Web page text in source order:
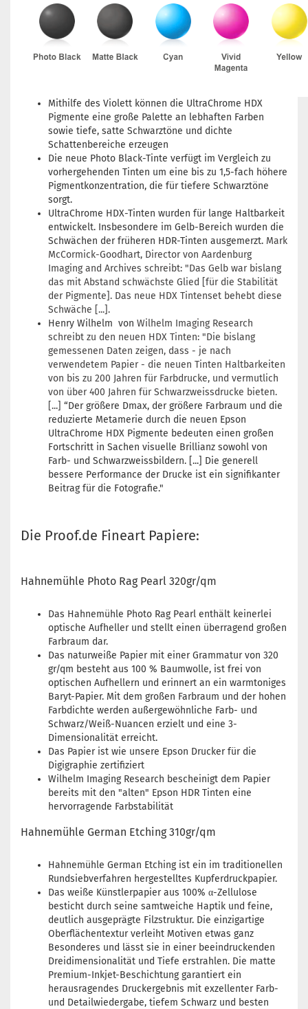
Mithilfe des Violett können die UltraChrome HDX
Pigmente eine große Palette an lebhaften Farben
sowie tiefe, satte Schwarztöne und dichte
Schattenbereiche erzeugen
Die neue Photo Black-Tinte verfügt im Vergleich zu
vorhergehenden Tinten um eine bis zu 1,5-fach höhere
Pigmentkonzentration, die für tiefere Schwarztöne
sorgt.
UltraChrome HDX-Tinten wurden für lange Haltbarkeit
entwickelt. Insbesondere im Gelb-Bereich wurden die
Schwächen der früheren HDR-Tinten ausgemerzt. Mark
McCormick-Goodhart, Director von Aardenburg
Imaging and Archives schreibt: "Das Gelb war bislang
das mit Abstand schwächste Glied [für die Stabilität
der Pigmente]. Das neue HDX Tintenset behebt diese
Schwäche [...].
Henry Wilhelm von Wilhelm Imaging Research
schreibt zu den neuen HDX Tinten: "Die bislang
gemessenen Daten zeigen, dass - je nach
verwendetem Papier - die neuen Tinten Haltbarkeiten
von bis zu 200 Jahren für Farbdrucke, und vermutlich
von über 400 Jahren für Schwarzweissdrucke bieten.
[...] “Der größere Dmax, der größere Farbraum und die
reduzierte Metamerie durch die neuen Epson
UltraChrome HDX Pigmente bedeuten einen großen
Fortschritt in Sachen visuelle Brillianz sowohl von
Farb- und Schwarzweissbildern. [...] Die generell
bessere Performance der Drucke ist ein signifikanter
Beitrag für die Fotografie."
Die Proof.de Fineart Papiere:
Hahnemühle Photo Rag Pearl 320gr/qm
Das Hahnemühle Photo Rag Pearl enthält keinerlei
optische Aufheller und stellt einen überragend großen
Farbraum dar.
Das naturweiße Papier mit einer Grammatur von 320
gr/qm besteht aus 100 % Baumwolle, ist frei von
optischen Aufhellern und erinnert an ein warmtoniges
Baryt-Papier. Mit dem großen Farbraum und der hohen
Farbdichte werden außergewöhnliche Farb- und
Schwarz/Weiß-Nuancen erzielt und eine 3-
Dimensionalität erreicht.
Das Papier ist wie unsere Epson Drucker für die
Digigraphie zertifiziert
Wilhelm Imaging Research bescheinigt dem Papier
bereits mit den "alten" Epson HDR Tinten eine
hervorragende Farbstabilität
Hahnemühle German Etching 310gr/qm
Hahnemühle German Etching ist ein im traditionellen
Rundsiebverfahren hergestelltes Kupferdruckpapier.
Das weiße Künstlerpapier aus 100% α-Zellulose
besticht durch seine samtweiche Haptik und feine,
deutlich ausgeprägte Filzstruktur. Die einzigartige
Oberflächentextur verleiht Motiven etwas ganz
Besonderes und lässt sie in einer beeindruckenden
Dreidimensionalität und Tiefe erstrahlen. Die matte
Premium-Inkjet-Beschichtung garantiert ein
herausragendes Druckergebnis mit exzellenter Farb-
und Detailwiedergabe, tiefem Schwarz und besten